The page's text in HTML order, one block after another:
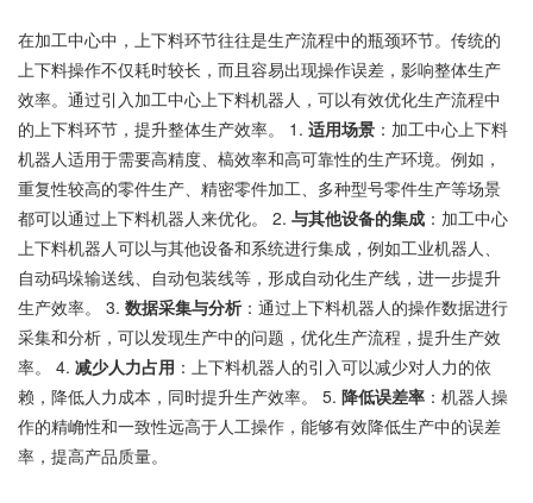
在加工中心中，上下料环节往往是生产流程中的瓶颈环节。传统的
上下料操作不仅耗时较长，而且容易出现操作误差，影响整体生产
效率。通过引入加工中心上下料机器人，可以有效优化生产流程中
的上下料环节，提升整体生产效率。 1. 适用场景 ：加工中心上下料
机器人适用于需要高精度、槁效率和高可靠性的生产环境。例如，
重复性较高的零件生产、精密零件加工、多种型号零件生产等场景
都可以通过上下料机器人来优化。 2. 与其他设备的集成 ：加工中心
上下料机器人可以与其他设备和系统进行集成，例如工业机器人、
自动码垛输送线、自动包装线等，形成自动化生产线，进一步提升
生产效率。 3. 数据采集与分析 ：通过上下料机器人的操作数据进行
采集和分析，可以发现生产中的问题，优化生产流程，提升生产效
率。 4. 减少人力占用 ：上下料机器人的引入可以减少对人力的依
赖，降低人力成本，同时提升生产效率。 5. 降低误差率 ：机器人操
作的精崅性和一致性远高于人工操作，能够有效降低生产中的误差
率，提高产品质量。